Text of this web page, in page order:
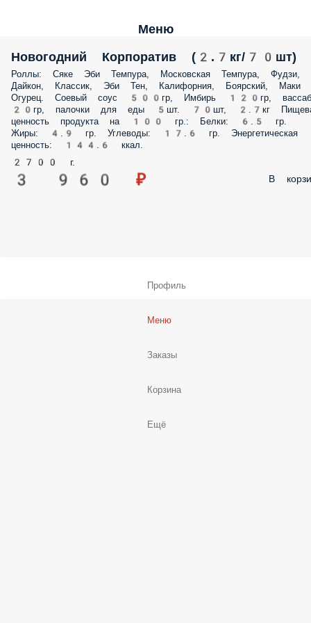
Меню
Новогодний Корпоратив (2.7кг/70шт)
Роллы: Сяке Эби Темпура, Московская Темпура, Фудзи,
Дайкон, Классик, Эби Тен, Калифорния, Боярский, Маки
Огурец. Соевый соус 500гр, Имбирь 120гр,
20гр, палочки для еды 5шт. 70шт, 2.7кг
ценность продукта на 100 гр.: Белки: 6.5 гр.
Жиры: 4.9 гр. Углеводы: 17.6 гр. Энергетическая
ценность: 144.6 ккал.
2700 г.
3 960 ₽ В
Профиль
Меню
Заказы
Корзина
Ещё